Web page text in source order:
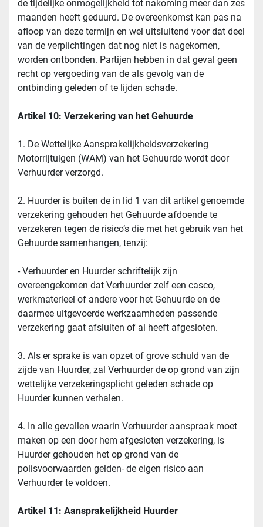
de tijdelijke onmogelijkheid tot nakoming meer dan zes
maanden heeft geduurd. De overeenkomst kan pas na
afloop van deze termijn en wel uitsluitend voor dat deel
van de verplichtingen dat nog niet is nagekomen,
worden ontbonden. Partijen hebben in dat geval geen
recht op vergoeding van de als gevolg van de
ontbinding geleden of te lijden schade.
Artikel 10: Verzekering van het Gehuurde
1. De Wettelijke Aansprakelijkheidsverzekering
Motorrijtuigen (WAM) van het Gehuurde wordt door
Verhuurder verzorgd.
2. Huurder is buiten de in lid 1 van dit artikel genoemde
verzekering gehouden het Gehuurde afdoende te
verzekeren tegen de risico’s die met het gebruik van het
Gehuurde samenhangen, tenzij:
- Verhuurder en Huurder schriftelijk zijn
overeengekomen dat Verhuurder zelf een casco,
werkmaterieel of andere voor het Gehuurde en de
daarmee uitgevoerde werkzaamheden passende
verzekering gaat afsluiten of al heeft afgesloten.
3. Als er sprake is van opzet of grove schuld van de
zijde van Huurder, zal Verhuurder de op grond van zijn
wettelijke verzekeringsplicht geleden schade op
Huurder kunnen verhalen.
4. In alle gevallen waarin Verhuurder aanspraak moet
maken op een door hem afgesloten verzekering, is
Huurder gehouden het op grond van de
polisvoorwaarden gelden- de eigen risico aan
Verhuurder te voldoen.
Artikel 11: Aansprakelijkheid Huurder